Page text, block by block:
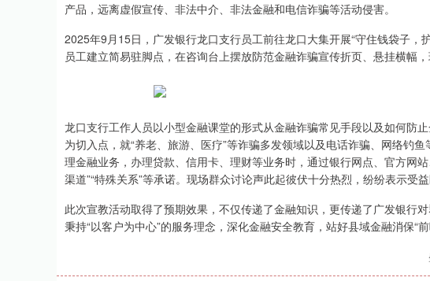
产品，远离虚假宣传、非法中介、非法金融和电信诈骗等活动侵害。
2025年9月15日，广发银行龙口支行员工前往龙口大集开展“守住钱袋子，
员工建立简易驻脚点，在咨询台上摆放防范金融诈骗宣传折页、悬挂横幅，
龙口支行工作人员以小型金融课堂的形式从金融诈骗常见手段以及如何防
为切入点，就“养老、旅游、医疗”等诈骗多发领域以及电话诈骗、网络钓
理金融业务，办理贷款、信用卡、理财等业务时，通过银行网点、官方网
渠道”“特殊关系”等承诺。现场群众讨论声此起彼伏十分热烈，纷纷表示受益
此次宣教活动取得了预期效果，不仅传递了金融知识，更传递了广发银行
秉持“以客户为中心”的服务理念，深化金融安全教育，站好县域金融消保“前